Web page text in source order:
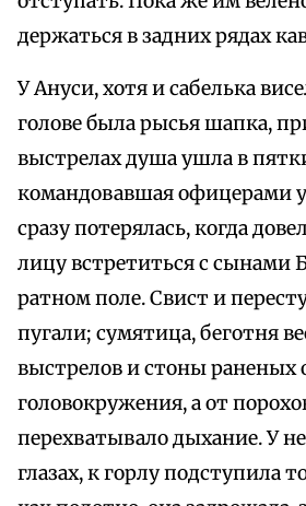
держаться в задних рядах
У Ануси, хотя и сабелька
голове была рысья шапка,
выстрелах душа ушла в
командовавшая офицерами у
сразу потерялась, когда
лицу встретиться с сынами
ратном поле. Свист и
пугали; сумятица, беготня
выстрелов и стоны раненых
головокружения, а от
перехватывало дыхание. У
глазах, к горлу подступила